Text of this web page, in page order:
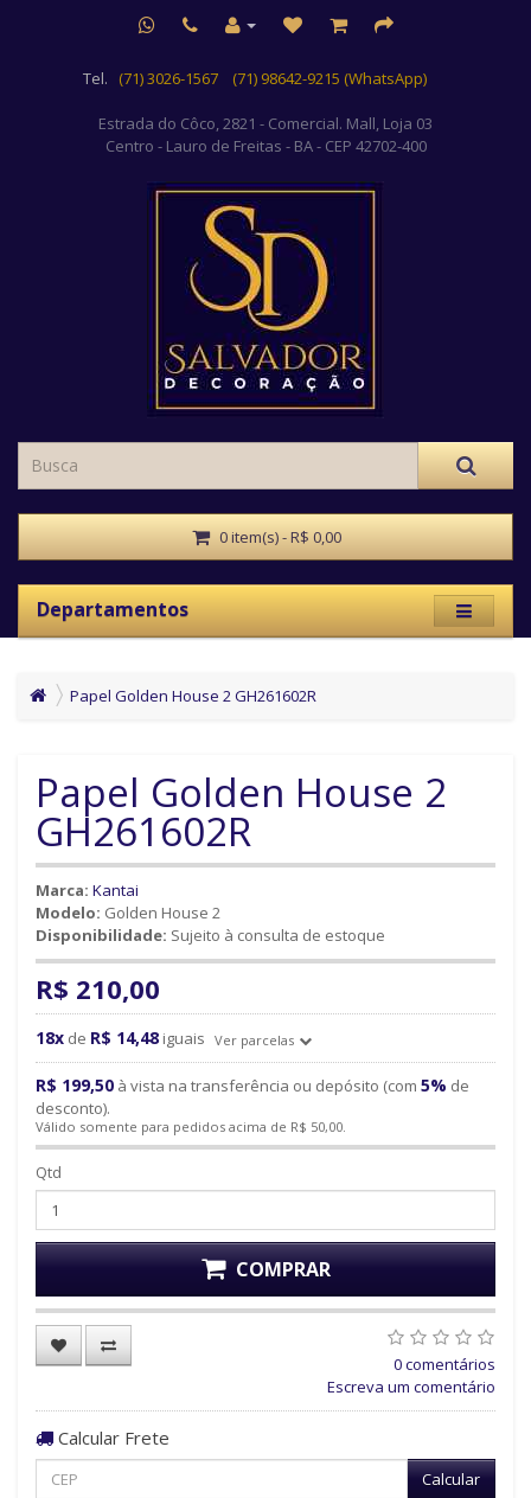
Tel. (71) 3026-1567 (71) 98642-9215 (WhatsApp)
Estrada do Côco, 2821 - Comercial. Mall, Loja 03
Centro - Lauro de Freitas - BA - CEP 42702-400
0 item(s) - R$ 0,00
Departamentos
Papel Golden House 2 GH261602R
Papel Golden House 2
GH261602R
Marca: Kantai
Modelo: Golden House 2
Disponibilidade: Sujeito à consulta de estoque
R$ 210,00
18x de R$ 14,48 iguais Ver parcelas
R$ 199,50 à vista na transferência ou depósito (com 5% de
desconto).
Válido somente para pedidos acima de R$ 50,00.
Qtd
COMPRAR
0 comentários
Escreva um comentário
Calcular Frete
Calcular